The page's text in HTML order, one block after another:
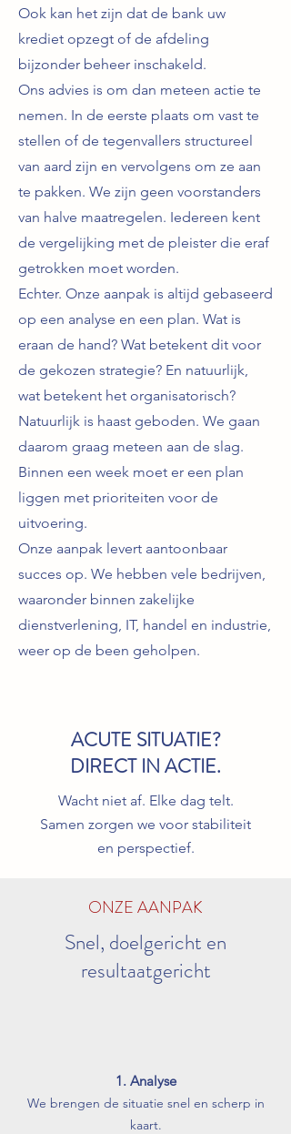
Ook kan het zijn dat de bank uw
krediet opzegt of de afdeling
bijzonder beheer inschakeld.
Ons advies is om dan meteen actie te
nemen. In de eerste plaats om vast te
stellen of de tegenvallers structureel
van aard zijn en vervolgens om ze aan
te pakken. We zijn geen voorstanders
van halve maatregelen. Iedereen kent
de vergelijking met de pleister die eraf
getrokken moet worden.
Echter. Onze aanpak is altijd gebaseerd
op een analyse en een plan. Wat is
eraan de hand? Wat betekent dit voor
de gekozen strategie? En natuurlijk,
wat betekent het organisatorisch?
Natuurlijk is haast geboden. We gaan
daarom graag meteen aan de slag.
Binnen een week moet er een plan
liggen met prioriteiten voor de
uitvoering.
Onze aanpak levert aantoonbaar
succes op. We hebben vele bedrijven,
waaronder binnen zakelijke
dienstverlening, IT, handel en industrie,
weer op de been geholpen.
ACUTE SITUATIE?
DIRECT IN ACTIE.
Wacht niet af. Elke dag telt.
Samen zorgen we voor stabiliteit
en perspectief.
ONZE AANPAK
Snel, doelgericht en
resultaatgericht
1. Analyse
We brengen de situatie snel en scherp in
kaart.